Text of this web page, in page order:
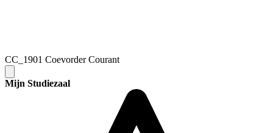
CC_1901 Coevorder Courant
Mijn Studiezaal